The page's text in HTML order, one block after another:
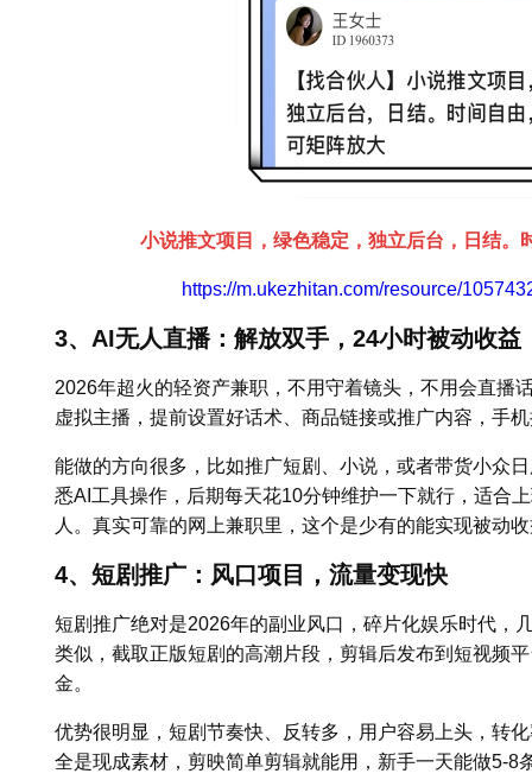
小说推文项目，绿色稳定，独立后台，日结。
https://m.ukezhitan.com/resource/
3、AI无人直播：解放双手，24小时被动收益
2026年超火的轻资产兼职，不用守着镜头，不用会直播
虚拟主播，提前设置好话术、商品链接或推广内容，手
能做的方向很多，比如推广短剧、小说，或者带货小众
悉AI工具操作，后期每天花10分钟维护一下就行，适合
人。真实可靠的网上兼职里，这个是少有的能实现被动
4、短剧推广：风口项目，流量变现快
短剧推广绝对是2026年的副业风口，碎片化娱乐时代，
类似，截取正版短剧的高潮片段，剪辑后发布到短视频
金。
优势很明显，短剧节奏快、反转多，用户容易上头，转
全是现成素材，剪映简单剪辑就能用，新手一天能做5-8